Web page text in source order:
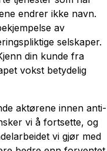
endrer ikke navn.
av
selskaper.
din kunde fra
vokst betydelig
aktørene innen anti-
vi å fortsette, og
vi gjør med